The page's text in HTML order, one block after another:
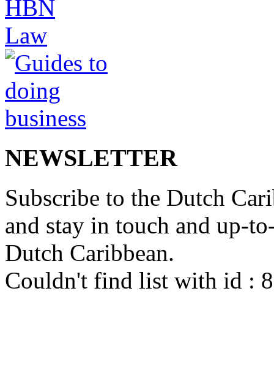
NEWSLETTER
Subscribe to the Dutch
and stay in touch and up-
Dutch Caribbean.
Couldn't find list with id :